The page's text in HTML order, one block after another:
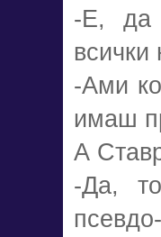
-Е, да
-Ами
имаш
А
-Да,